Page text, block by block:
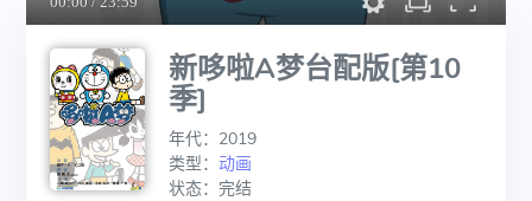
新哆啦A梦台配版[第10
季]
年代：2019
类型： 动画
状态：完结